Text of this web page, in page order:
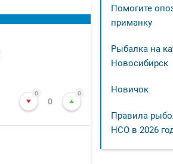
0
0
0
Помогите
приманку
Рыбалка на
Новосибирск
Новичок
Правила
НСО в 2026